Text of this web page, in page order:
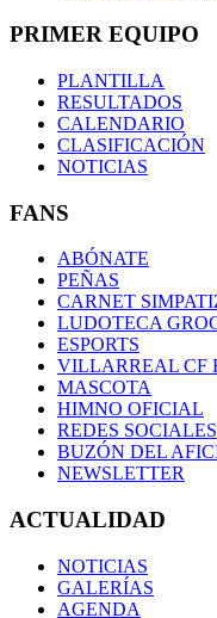
PRIMER EQUIPO
PLANTILLA
RESULTADOS
CALENDARIO
CLASIFICACIÓN
NOTICIAS
FANS
ABÓNATE
PEÑAS
CARNET
LUDOTECA
ESPORTS
VILLARREAL CF
MASCOTA
HIMNO OFICIAL
REDES SOCIALES
BUZÓN DEL
NEWSLETTER
ACTUALIDAD
NOTICIAS
GALERÍAS
AGENDA